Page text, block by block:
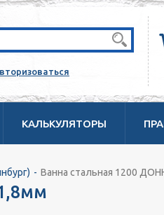
КАЛЬКУЛЯТОРЫ
Ванна стальная 1200